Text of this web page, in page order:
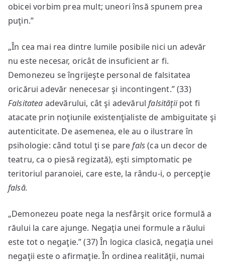
obicei vorbim prea mult; uneori însă spunem prea
puţin.”
„În cea mai rea dintre lumile posibile nici un adevăr
nu este necesar, oricât de insuficient ar fi.
Demonezeu se îngrijeşte personal de falsitatea
oricărui adevăr nenecesar şi incontingent.” (33)
Falsitatea adevărului, cât şi adevărulfalsităţiipot fi
atacate prin noţiunile existenţialiste de ambiguitate şi
autenticitate. De asemenea, ele au o ilustrare în
psihologie: când totul ţi se parefals(ca un decor de
teatru, ca o piesă regizată), eşti simptomatic pe
teritoriul paranoiei, care este, la rându-i, o percepţie
falsă.
„Demonezeu poate nega la nesfârşit orice formulă a
răului la care ajunge. Negaţia unei formule a răului
este tot o negaţie.” (37) În logica clasică, negaţia unei
negaţii este o afirmaţie. În ordinea realităţii, numai